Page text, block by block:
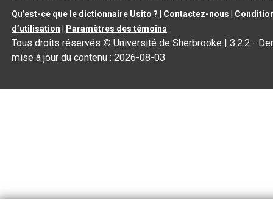
Qu’est-ce que le dictionnaire Usito ? Contactez-nous
d’utilisation
Paramètres des témoins
Tous droits réservés © Université de Sherbrooke |3.2.2 -
mise à jour du contenu :2026-08-03